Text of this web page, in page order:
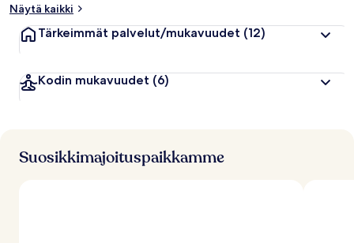
Näytä kaikki
Tärkeimmät palvelut/mukavuudet (12)
Kodin mukavuudet (6)
Suosikkimajoituspaikkamme